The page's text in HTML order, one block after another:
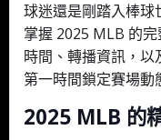
球迷還是剛踏入棒球
掌握 2025 MLB 的
時間、轉播資訊，
第一時間鎖定賽場動
2025 MLB 的